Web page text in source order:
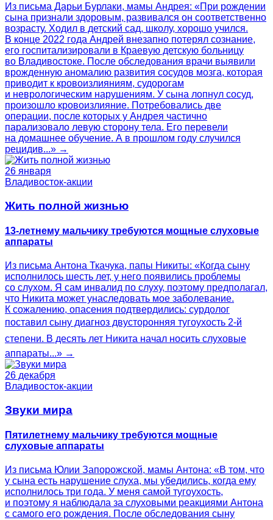
Из письма Дарьи Бурлаки, мамы Андрея: «При рождении
сына признали здоровым, развивался он соответственно
возрасту. Ходил в детский сад, школу, хорошо учился.
В конце 2022 года Андрей внезапно потерял сознание,
его госпитализировали в Краевую детскую больницу
во Владивостоке. После обследования врачи выявили
врожденную аномалию развития сосудов мозга, которая
приводит к кровоизлияниям, судорогам
и неврологическим нарушениям. У сына лопнул сосуд,
произошло кровоизлияние. Потребовались две
операции, после которых у Андрея частично
парализовало левую сторону тела. Его перевели
на домашнее обучение. А в прошлом году случился
рецидив...» →
26 января
Владивосток-акции
Жить полной жизнью
13-летнему мальчику требуются мощные слуховые
аппараты
Из письма Антона Ткачука, папы Никиты: «Когда сыну
исполнилось шесть лет, у него появились проблемы
со слухом. Я сам инвалид по слуху, поэтому предполагал,
что Никита может унаследовать мое заболевание.
К сожалению, опасения подтвердились: сурдолог
поставил сыну диагноз двусторонняя тугоухость 2-й
степени. В десять лет Никита начал носить слуховые
аппараты...» →
26 декабря
Владивосток-акции
Звуки мира
Пятилетнему мальчику требуются мощные
слуховые аппараты
Из письма Юлии Запорожской, мамы Антона: «В том, что
у сына есть нарушение слуха, мы убедились, когда ему
исполнилось три года. У меня самой тугоухость,
и поэтому я наблюдала за слуховыми реакциями Антона
с самого его рождения. После обследования сыну